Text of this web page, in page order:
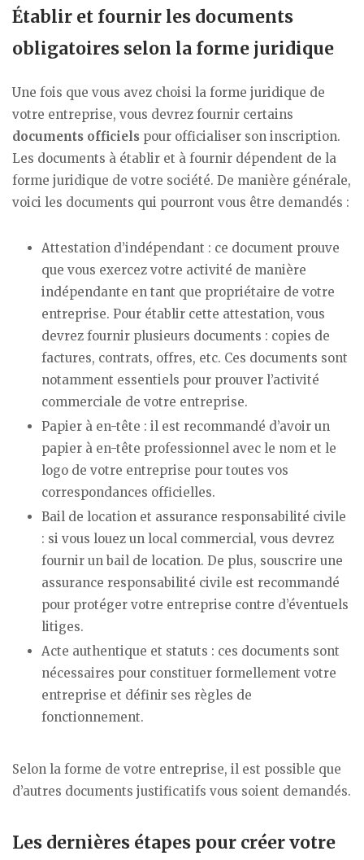
Établir et fournir les documents
obligatoires selon la forme juridique
Une fois que vous avez choisi la forme juridique de
votre entreprise, vous devrez fournir certains
documents officiels pour officialiser son inscription.
Les documents à établir et à fournir dépendent de la
forme juridique de votre société. De manière générale,
voici les documents qui pourront vous être demandés :
Attestation d’indépendant : ce document prouve
que vous exercez votre activité de manière
indépendante en tant que propriétaire de votre
entreprise. Pour établir cette attestation, vous
devrez fournir plusieurs documents : copies de
factures, contrats, offres, etc. Ces documents sont
notamment essentiels pour prouver l’activité
commerciale de votre entreprise.
Papier à en-tête : il est recommandé d’avoir un
papier à en-tête professionnel avec le nom et le
logo de votre entreprise pour toutes vos
correspondances officielles.
Bail de location et assurance responsabilité civile
: si vous louez un local commercial, vous devrez
fournir un bail de location. De plus, souscrire une
assurance responsabilité civile est recommandé
pour protéger votre entreprise contre d’éventuels
litiges.
Acte authentique et statuts : ces documents sont
nécessaires pour constituer formellement votre
entreprise et définir ses règles de
fonctionnement.
Selon la forme de votre entreprise, il est possible que
d’autres documents justificatifs vous soient demandés.
Les dernières étapes pour créer votre